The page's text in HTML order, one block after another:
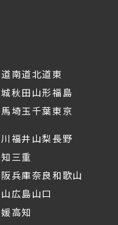
道南道北道東
秋田山形福島
埼玉千葉東京
福井山梨長野
三重
兵庫奈良和歌山
広島山口
高知